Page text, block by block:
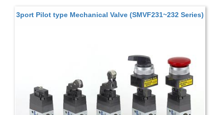
3port Pilot type Mechanical Valve (SMVF231~232 Series)